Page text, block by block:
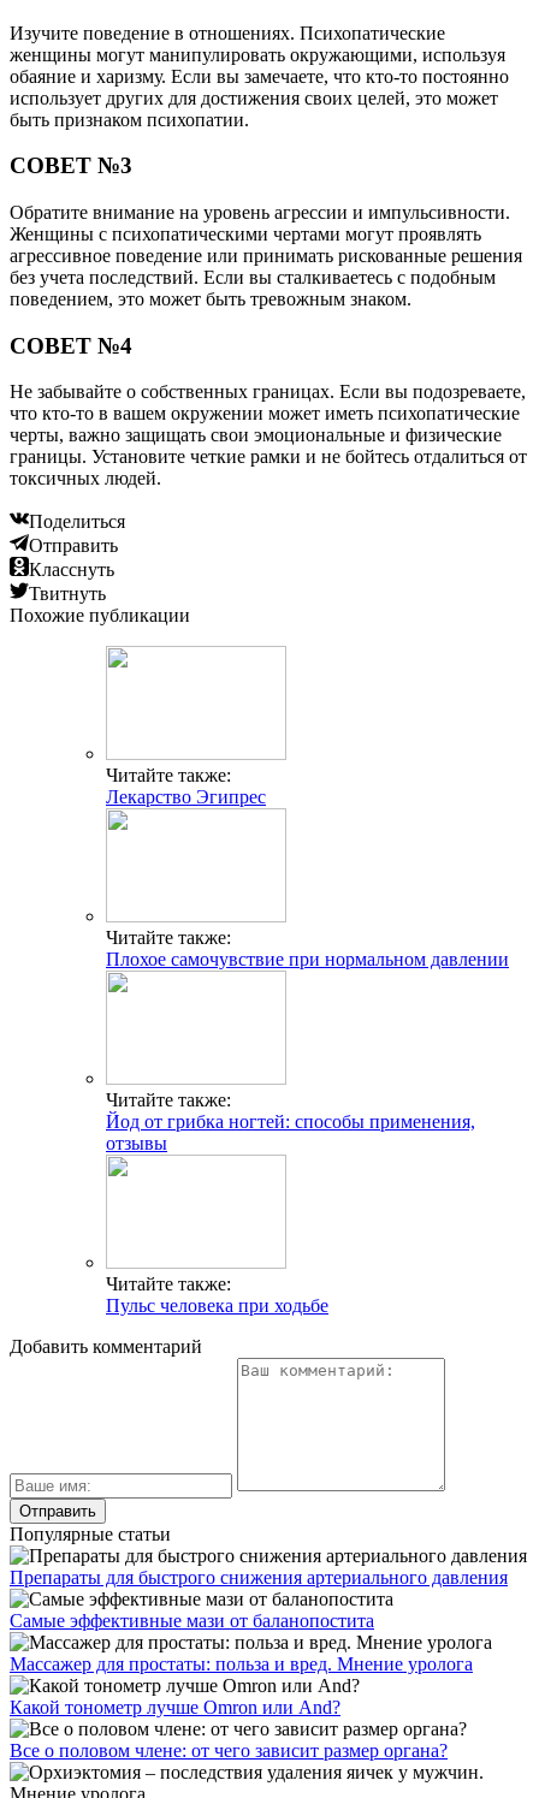
Изучите поведение в отношениях. Психопатические
женщины могут манипулировать окружающими, используя
обаяние и харизму. Если вы замечаете, что кто-то постоянно
использует других для достижения своих целей, это может
быть признаком психопатии.
СОВЕТ №3
Обратите внимание на уровень агрессии и импульсивности.
Женщины с психопатическими чертами могут проявлять
агрессивное поведение или принимать рискованные решения
без учета последствий. Если вы сталкиваетесь с подобным
поведением, это может быть тревожным знаком.
СОВЕТ №4
Не забывайте о собственных границах. Если вы подозреваете,
что кто-то в вашем окружении может иметь психопатические
черты, важно защищать свои эмоциональные и физические
границы. Установите четкие рамки и не бойтесь отдалиться от
токсичных людей.
Поделиться
Отправить
Класснуть
Твитнуть
Похожие публикации
Читайте также:
Лекарство Эгипрес
Читайте также:
Плохое самочувствие при нормальном давлении
Читайте также:
Йод от грибка ногтей: способы применения,
отзывы
Читайте также:
Пульс человека при ходьбе
Добавить комментарий
Популярные статьи
Препараты для быстрого снижения артериального давления
Самые эффективные мази от баланопостита
Массажер для простаты: польза и вред. Мнение уролога
Какой тонометр лучше Omron или And?
Все о половом члене: от чего зависит размер органа?